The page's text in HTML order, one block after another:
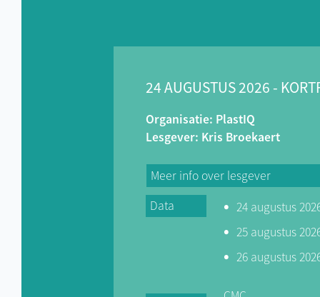
24 AUGUSTUS 2026 -
Organisatie: PlastIQ
Lesgever: Kris Broekaert
Meer info over lesgever
Ik werkte 32 jaar voor
van Spuitgieter (Technical
het spuitgiettechnische als
deed, vervolgens
Data
24 augustus
25 augustus
26 augustus